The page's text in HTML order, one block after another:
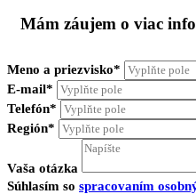
Mám záujem o viac
Meno a priezvisko*
E-mail*
Telefón*
Región*
Vaša otázka
Súhlasím so spracovaním